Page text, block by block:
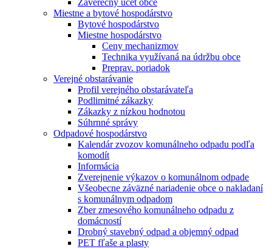
Záverečný účet obce
Miestne a bytové hospodárstvo
Bytové hospodárstvo
Miestne hospodárstvo
Ceny mechanizmov
Technika využívaná na údržbu obce
Preprav. poriadok
Verejné obstarávanie
Profil verejného obstarávateľa
Podlimitné zákazky
Zákazky z nízkou hodnotou
Súhrnné správy
Odpadové hospodárstvo
Kalendár zvozov komunálneho odpadu podľa
komodít
Informácia
Zverejnenie výkazov o komunálnom odpade
Všeobecne záväzné nariadenie obce o nakladaní
s komunálnym odpadom
Zber zmesového komunálneho odpadu z
domácností
Drobný stavebný odpad a objemný odpad
PET fľaše a plasty